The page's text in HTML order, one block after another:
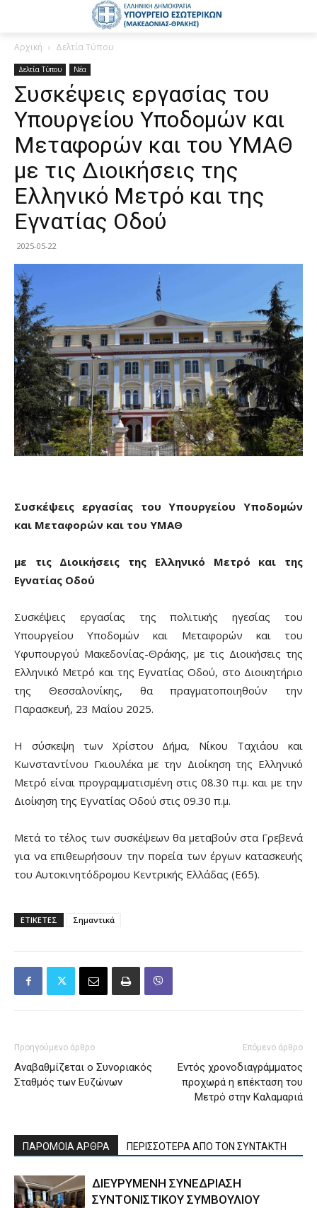
Αρχική Δελτία Τύπου
Δελτία Τύπου Νέα
Συσκέψεις εργασίας του
Υπουργείου Υποδομών και
Μεταφορών και του ΥΜΑΘ
με τις Διοικήσεις της
Ελληνικό Μετρό και της
Εγνατίας Οδού
2025-05-22
Συσκέψεις εργασίας του Υπουργείου Υποδομών
και Μεταφορών και του ΥΜΑΘ
με τις Διοικήσεις της Ελληνικό Μετρό και της
Εγνατίας Οδού
Συσκέψεις εργασίας της πολιτικής ηγεσίας του
Υπουργείου Υποδομών και Μεταφορών και του
Υφυπουργού Μακεδονίας-Θράκης, με τις Διοικήσεις της
Ελληνικό Μετρό και της Εγνατίας Οδού, στο Διοικητήριο
της Θεσσαλονίκης, θα πραγματοποιηθούν την
Παρασκευή, 23 Μαΐου 2025.
Η σύσκεψη των Χρίστου Δήμα, Νίκου Ταχιάου και
Κωνσταντίνου Γκιουλέκα με την Διοίκηση της Ελληνικό
Μετρό είναι προγραμματισμένη στις 08.30 π.μ. και με την
Διοίκηση της Εγνατίας Οδού στις 09.30 π.μ.
Μετά το τέλος των συσκέψεων θα μεταβούν στα Γρεβενά
για να επιθεωρήσουν την πορεία των έργων κατασκευής
του Αυτοκινητόδρομου Κεντρικής Ελλάδας (Ε65).
ΕΤΙΚΕΤΕΣ Σημαντικά
Προηγούμενο άρθρο
Αναβαθμίζεται ο Συνοριακός
Σταθμός των Ευζώνων
Επόμενο άρθρο
Εντός χρονοδιαγράμματος
προχωρά η επέκταση του
Μετρό στην Καλαμαριά
ΠΑΡΟΜΟΙΑ ΑΡΘΡΑ ΠΕΡΙΣΣΟΤΕΡΑ ΑΠΟ ΤΟΝ ΣΥΝΤΑΚΤΗ
ΔΙΕΥΡΥΜΕΝΗ ΣΥΝΕΔΡΙΑΣΗ
ΣΥΝΤΟΝΙΣΤΙΚΟΥ ΣΥΜΒΟΥΛΙΟΥ